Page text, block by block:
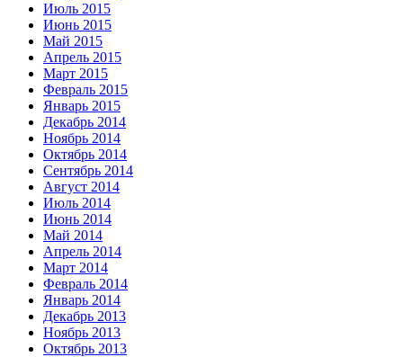
Июль 2015
Июнь 2015
Май 2015
Апрель 2015
Март 2015
Февраль 2015
Январь 2015
Декабрь 2014
Ноябрь 2014
Октябрь 2014
Сентябрь 2014
Август 2014
Июль 2014
Июнь 2014
Май 2014
Апрель 2014
Март 2014
Февраль 2014
Январь 2014
Декабрь 2013
Ноябрь 2013
Октябрь 2013